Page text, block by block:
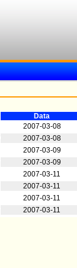
Data
2007-03-08
2007-03-08
2007-03-09
2007-03-09
2007-03-11
2007-03-11
2007-03-11
2007-03-11